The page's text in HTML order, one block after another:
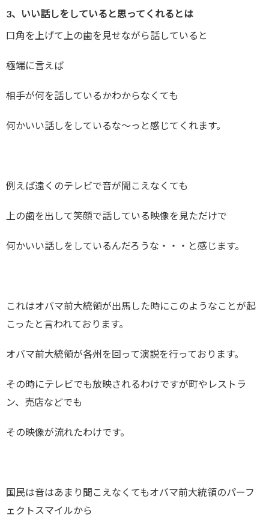
3、いい話しをしていると思ってくれるとは
口角を上げて上の歯を見せながら話していると
極端に言えば
相手が何を話しているかわからなくても
何かいい話しをしているな～っと感じてくれます。
例えば遠くのテレビで音が聞こえなくても
上の歯を出して笑顔で話している映像を見ただけで
何かいい話しをしているんだろうな・・・と感じます。
これはオバマ前大統領が出馬した時にこのようなことが起
こったと言われております。
オバマ前大統領が各州を回って演説を行っております。
その時にテレビでも放映されるわけですが町やレストラ
ン、売店などでも
その映像が流れたわけです。
国民は音はあまり聞こえなくてもオバマ前大統領のパーフ
ェクトスマイルから